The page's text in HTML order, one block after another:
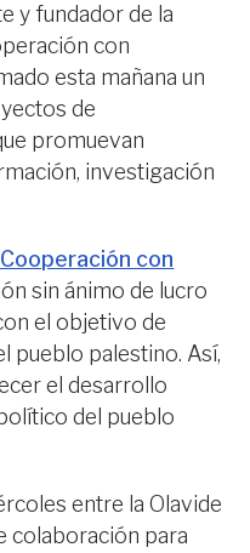
y fundador de la
con
esta mañana un
de
promuevan
investigación
con
sin ánimo de lucro
el objetivo de
pueblo palestino. Así,
el desarrollo
del pueblo
entre la Olavide
colaboración para